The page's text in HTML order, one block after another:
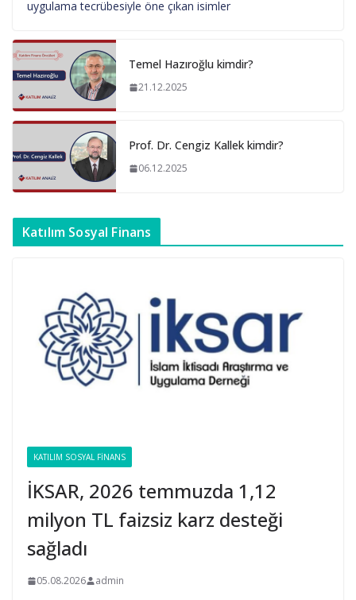
uygulama tecrübesiyle öne çıkan isimler
Temel Hazıroğlu kimdir?
21.12.2025
Prof. Dr. Cengiz Kallek kimdir?
06.12.2025
Katılım Sosyal Finans
KATILIM SOSYAL FINANS
İKSAR, 2026 temmuzda 1,12
milyon TL faizsiz karz desteği
sağladı
05.08.2026 admin